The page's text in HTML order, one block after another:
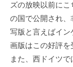
ズの放映以前に
の国で公開され
写版と言えばイ
画版はこの好評を
また、西ドイツ